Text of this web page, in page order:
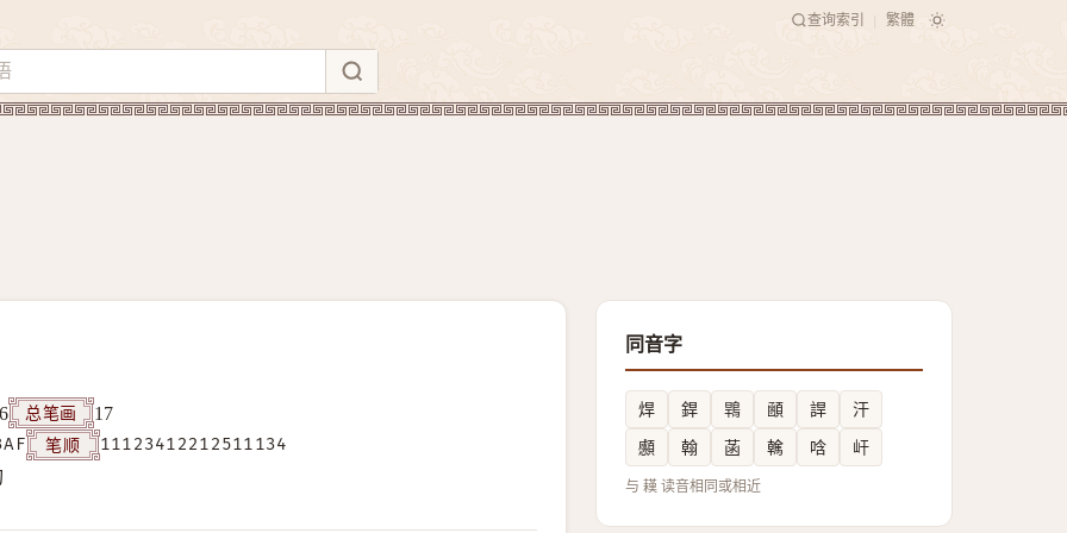
查询索引 繁體
6 总笔画
17
笔顺
11123412212511134
同音字
焊 銲 䳚 顄 䛞
汗
䫲
翰 菡 䮧 唅 屽
与 䎯 读音相同或相近